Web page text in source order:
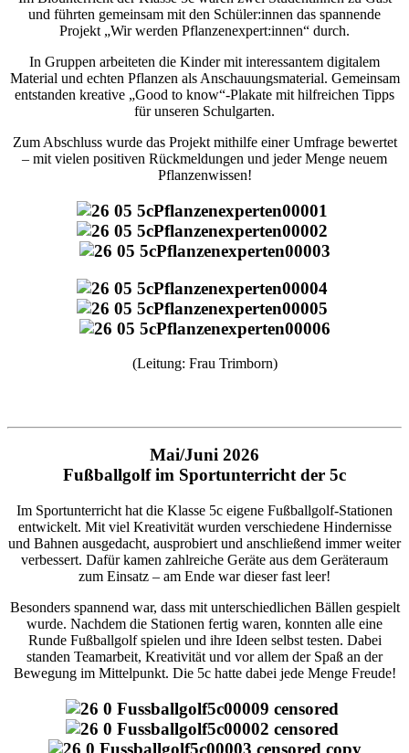
und führten gemeinsam mit den Schüler:innen das spannende
Projekt „Wir werden Pflanzenexpert:innen“ durch.
In Gruppen arbeiteten die Kinder mit interessantem digitalem
Material und echten Pflanzen als Anschauungsmaterial. Gemeinsam
entstanden kreative „Good to know“-Plakate mit hilfreichen Tipps
für unseren Schulgarten.
Zum Abschluss wurde das Projekt mithilfe einer Umfrage bewertet
– mit vielen positiven Rückmeldungen und jeder Menge neuem
Pflanzenwissen!
(Leitung: Frau Trimborn)
Mai/Juni 2026
Fußballgolf im Sportunterricht der 5c
Im Sportunterricht hat die Klasse 5c eigene Fußballgolf-Stationen
entwickelt. Mit viel Kreativität wurden verschiedene Hindernisse
und Bahnen ausgedacht, ausprobiert und anschließend immer weiter
verbessert. Dafür kamen zahlreiche Geräte aus dem Geräteraum
zum Einsatz – am Ende war dieser fast leer!
Besonders spannend war, dass mit unterschiedlichen Bällen gespielt
wurde. Nachdem die Stationen fertig waren, konnten alle eine
Runde Fußballgolf spielen und ihre Ideen selbst testen. Dabei
standen Teamarbeit, Kreativität und vor allem der Spaß an der
Bewegung im Mittelpunkt. Die 5c hatte dabei jede Menge Freude!